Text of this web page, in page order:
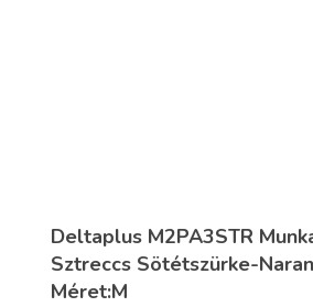
Deltaplus M2PA3STR
Sztreccs Sötétszürke-
Méret:M